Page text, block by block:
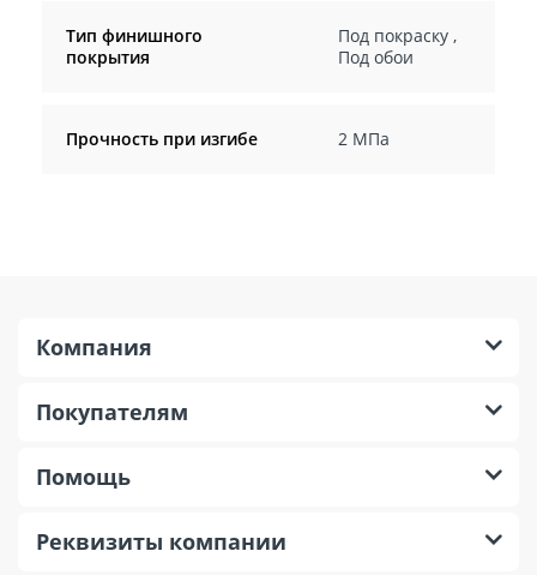
Тип финишного
покрытия
Под покраску,
Под обои
Прочность при изгибе 2 МПа
Компания
Покупателям
Помощь
Реквизиты компании